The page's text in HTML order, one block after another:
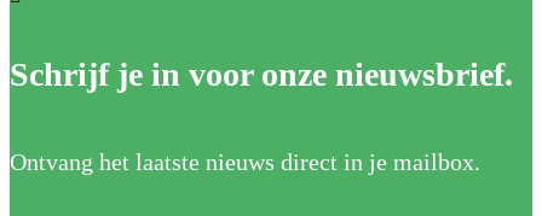
Schrijf je in voor onze nieuwsbrief.
Ontvang het laatste nieuws direct in je mailbox.